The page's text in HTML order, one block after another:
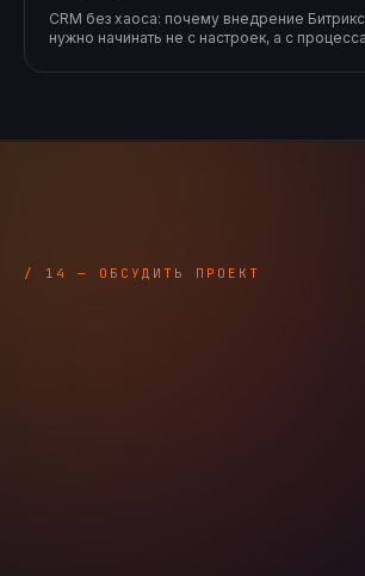
CRM без хаоса: почему внедрение
нужно начинать не с настроек, а с
/ 14 — ОБСУДИТЬ ПРОЕКТ